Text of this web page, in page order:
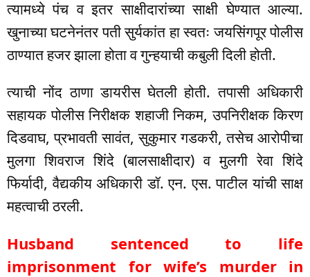
त्यामध्ये पंच व इतर साक्षीदारांच्या साक्षी घेण्यात आल्या.
खुनाच्या घटनेनंतर पती सुर्यकांत हा स्वतः जयसिंगपूर पोलीस
ठाण्यात हजर झाला होता व गुन्हयाची कबुली दिली होती.
त्याची नोंद ठाणा डायरीस घेतली होती. तपासी अधिकारी
सहायक पोलीस निरीक्षक शहाजी निकम, उपनिरीक्षक किरण
दिडवाघ, प्रभावती सावंत, सुकुमार गडकरी, तसेच आरोपीचा
मुलगा शिवराज शिंदे (बालसाक्षीदार) व मुलगी रेवा शिंदे
फिर्यादी, वैद्यकीय अधिकारी डॉ. एन. एस. पाटील यांची साक्ष
महत्वाची ठरली.
Husband sentenced to life
imprisonment for wife’s murder in